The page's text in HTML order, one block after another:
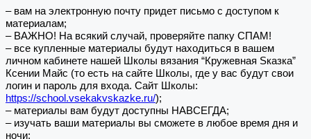
– вам на электронную почту придет письмо с доступом к
материалам;
– ВАЖНО! На всякий случай, проверяйте папку СПАМ!
– все купленные материалы будут находиться в вашем
личном кабинете нашей Школы вязания “Кружевная Sказка”
Ксении Майс (то есть на сайте Школы, где у вас будут свои
логин и пароль для входа. Сайт Школы:
https://school.vsekakvskazke.ru/);
– материалы вам будут доступны НАВСЕГДА;
– изучать ваши материалы вы сможете в любое время дня и
ночи;